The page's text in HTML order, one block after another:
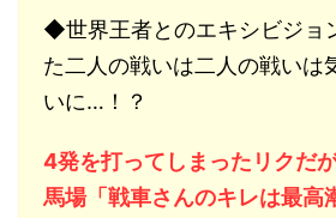
◆世界王者とのエキシビジョ
た二人の戦いは二人の戦いは
いに…！？
4発を打ってしまったリクだ
馬場「戦車さんのキレは最高